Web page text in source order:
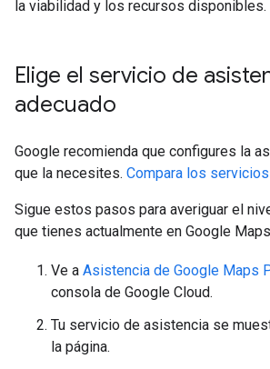
la viabilidad y los recursos disponibles.
Elige el servicio de
adecuado
Google recomienda que configures la
que la necesites. Compara los
Sigue estos pasos para averiguar el
que tienes actualmente en Google
Ve a Asistencia de Google Maps
consola de Google Cloud.
Tu servicio de asistencia se
la página.